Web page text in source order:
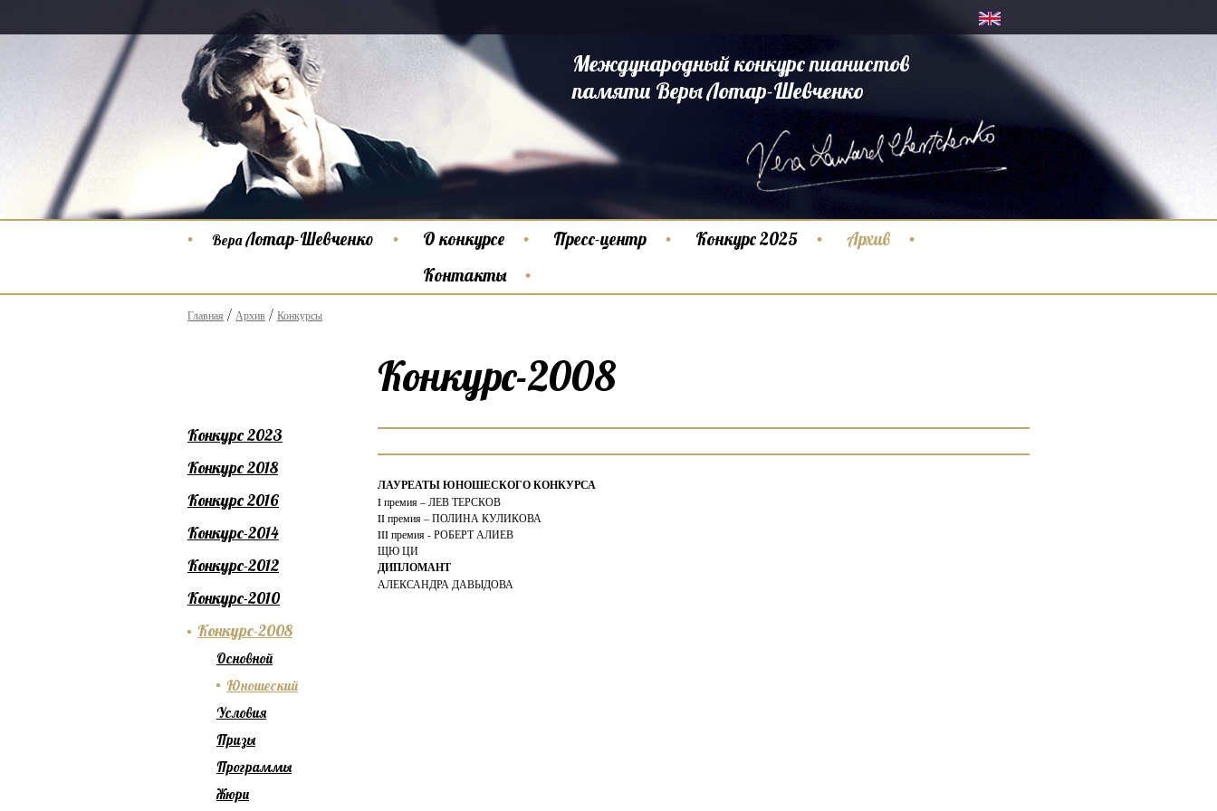
Международный конкурс пианистов
памяти Веры Лотар-Шевченко
ВераЛотар-Шевченко О конкурсе Пресс-центр Конкурс 2025
Архив
Контакты
Главная Архив Конкурсы
Конкурс-2008
ЛАУРЕАТЫ ЮНОШЕСКОГО КОНКУРСА
I премия – ЛЕВ ТЕРСКОВ
II премия – ПОЛИНА КУЛИКОВА
III премия - РОБЕРТ АЛИЕВ
ЩЮ ЦИ
ДИПЛОМАНТ
АЛЕКСАНДРА ДАВЫДОВА
Конкурс 2023
Конкурс 2018
Конкурс 2016
Конкурс-2014
Конкурс-2012
Конкурс-2010
Конкурс-2008
Основной
Юношеский
Условия
Призы
Программы
Жюри